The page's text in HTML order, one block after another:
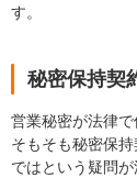
す。
秘密保持契
営業秘密が法律で
そもそも秘密保
ではという疑問